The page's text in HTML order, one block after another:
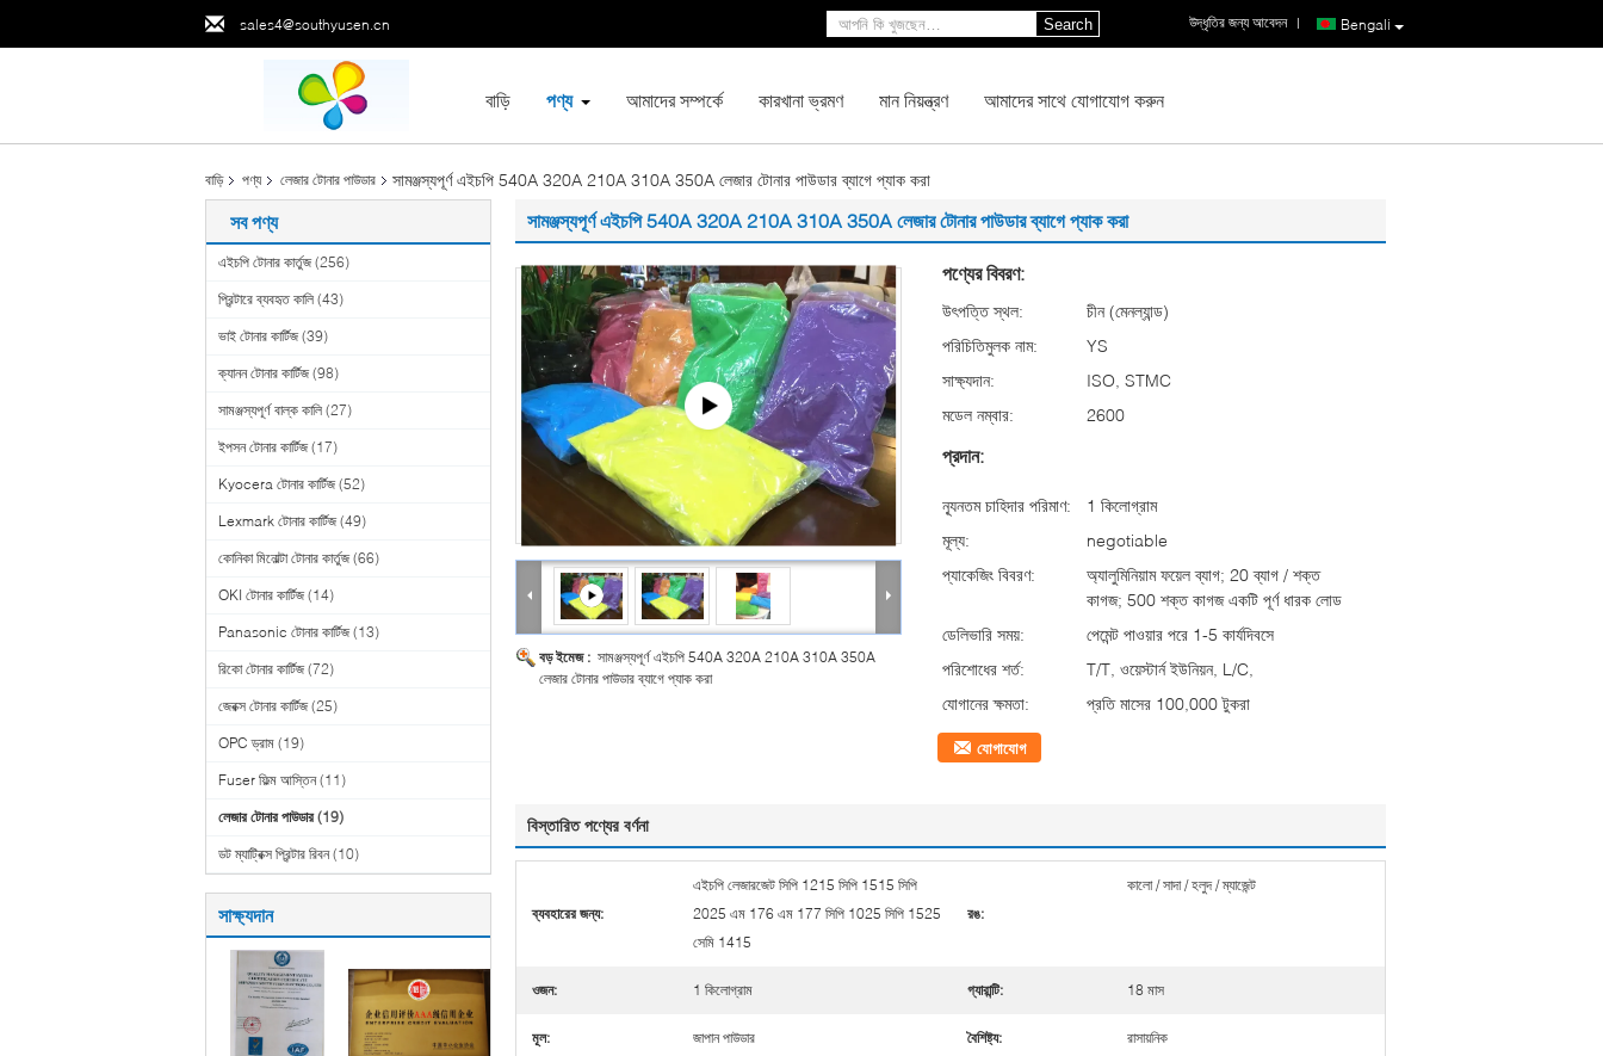
sales4@southyusen.cn Bengali
উদ্ধৃতির জন্য আবেদন |
Search
বাড়ি পণ্য আমাদের সম্পর্কে কারখানা ভ্রমণ মান নিয়ন্ত্রণ আমাদের সাথে যোগাযোগ করুন
বাড়ি পণ্য লেজার টোনার পাউডার সামঞ্জস্যপূর্ণ এইচপি 540A 320A 210A 310A 350A লেজার টোনার পাউডার ব্যাগে প্যাক করা
সব পণ্য
এইচপি টোনার কার্তুজ (256)
প্রিন্টারে ব্যবহৃত কালি (43)
ভাই টোনার কার্টিজ (39)
ক্যানন টোনার কার্টিজ (98)
সামঞ্জস্যপূর্ণ বাল্ক কালি (27)
ইপসন টোনার কার্টিজ (17)
Kyocera টোনার কার্টিজ (52)
Lexmark টোনার কার্টিজ (49)
কোনিকা মিনোল্টা টোনার কার্তুজ (66)
OKI টোনার কার্টিজ (14)
Panasonic টোনার কার্টিজ (13)
রিকো টোনার কার্টিজ (72)
জেরক্স টোনার কার্টিজ (25)
OPC ড্রাম (19)
Fuser ফিল্ম আস্তিন (11)
লেজার টোনার পাউডার (19)
ডট ম্যাট্রিক্স প্রিন্টার রিবন (10)
সাক্ষ্যদান
সামঞ্জস্যপূর্ণ এইচপি 540A 320A 210A 310A 350A লেজার টোনার পাউডার ব্যাগে প্যাক করা
বড় ইমেজ : সামঞ্জস্যপূর্ণ এইচপি 540A 320A 210A 310A 350A
লেজার টোনার পাউডার ব্যাগে প্যাক করা
পণ্যের বিবরণ:
উৎপত্তি স্থল:
চীন (মেনল্যান্ড)
পরিচিতিমুলক নাম:
YS
সাক্ষ্যদান:
ISO, STMC
মডেল নম্বার:
2600
প্রদান:
ন্যূনতম চাহিদার পরিমাণ:
1 কিলোগ্রাম
মূল্য:
negotiable
প্যাকেজিং বিবরণ:
অ্যালুমিনিয়াম ফয়েল ব্যাগ; 20 ব্যাগ / শক্ত
কাগজ; 500 শক্ত কাগজ একটি পূর্ণ ধারক লোড
ডেলিভারি সময়:
পেমেন্ট পাওয়ার পরে 1-5 কার্যদিবসে
পরিশোধের শর্ত:
T/T, ওয়েস্টার্ন ইউনিয়ন, L/C,
যোগানের ক্ষমতা:
প্রতি মাসের 100,000 টুকরা
যোগাযোগ
বিস্তারিত পণ্যের বর্ণনা
ব্যবহারের জন্য:
এইচপি লেজারজেট সিপি 1215 সিপি 1515 সিপি
2025 এম 176 এম 177 সিপি 1025 সিপি 1525
সেমি 1415
রঙ:
কালো / সাদা / হলুদ / ম্যাজেন্ট
ওজন: 1 কিলোগ্রাম গ্যারান্টি: 18 মাস
মূল: জাপান পাউডার বৈশিষ্ট্য: রাসায়নিক